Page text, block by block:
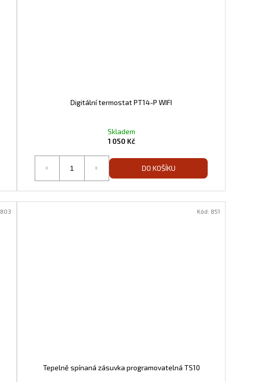
Digitální termostat PT14-P WIFI
Skladem
1 050 Kč
DO KOŠÍKU
803
Tepelně spínaná zásuvka programovatelná TS10
Kód: 851